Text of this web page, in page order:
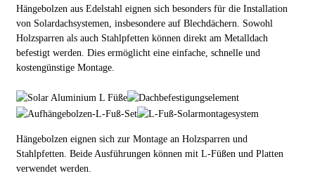
Hängebolzen aus Edelstahl eignen sich besonders für die Installation
von Solardachsystemen, insbesondere auf Blechdächern. Sowohl
Holzsparren als auch Stahlpfetten können direkt am Metalldach
befestigt werden. Dies ermöglicht eine einfache, schnelle und
kostengünstige Montage.
Hängebolzen eignen sich zur Montage an Holzsparren und
Stahlpfetten. Beide Ausführungen können mit L-Füßen und Platten
verwendet werden.